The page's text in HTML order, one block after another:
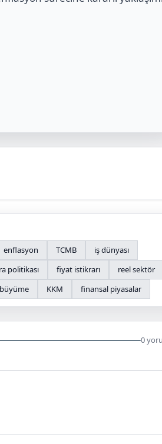
enflasyon TCMB
iş dünyası
politikası fiyat istikrarı
reel sektör
büyüme KKM finansal piyasalar
0